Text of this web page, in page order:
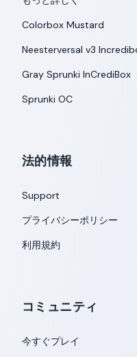
Colorbox Mustard
Neesterversal v3
Gray Sprunki InCrediBox
Sprunki OC
法的情報
Support
プライバシーポリシー
利用規約
コミュニティ
今すぐプレイ